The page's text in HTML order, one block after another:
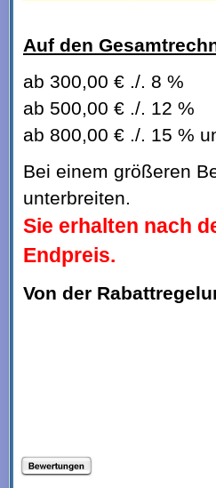
Auf den
ab 300,00 € ./. 8 %
ab 500,00 € ./. 12 %
ab 800,00 € ./. 15 %
Bei einem größeren
unterbreiten.
Sie erhalten nach
Endpreis.
Von der